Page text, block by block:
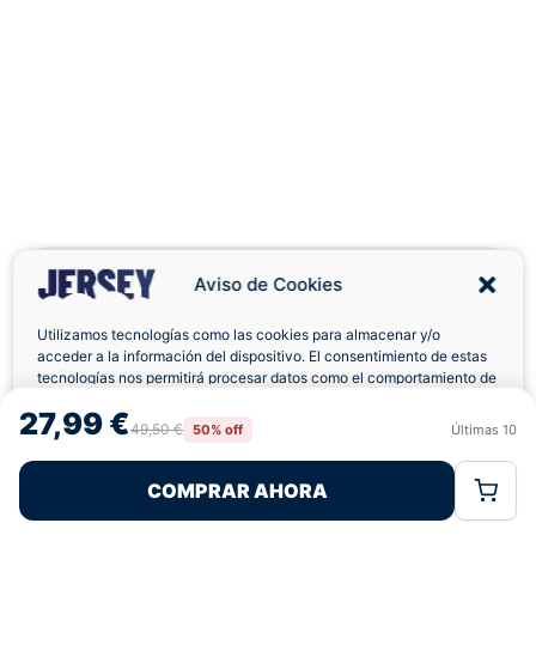
Aviso de Cookies
Utilizamos tecnologías como las cookies para almacenar y/o
acceder a la información del dispositivo. El consentimiento de estas
tecnologías nos permitirá procesar datos como el comportamiento de
retirar el consentimiento, puede afectar negativamente a ciertas
características y funciones.
Rechazar
Política de CookiesPolítica de Privacidad
27,99 €49,50 € 50% off Últimas 10
COMPRAR AHORA
Envíos a Domicilio Devolución 7 Días
Pagos 100% Seguros Ofertas Sin Límites